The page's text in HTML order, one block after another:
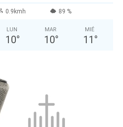
0.9kmh 89 %
LUN
10°
MAR
10°
MIÉ
11 °